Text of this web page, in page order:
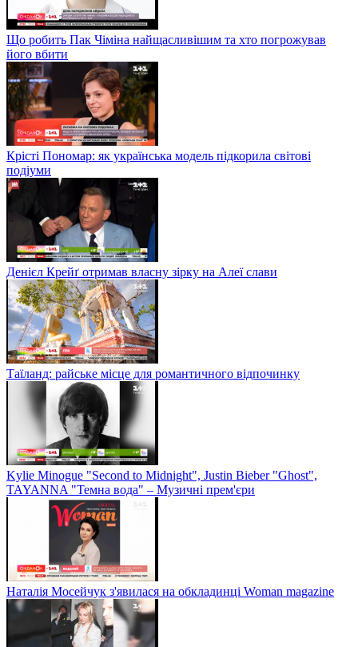
Що робить Пак Чіміна найщасливішим та хто погрожував
його вбити
Крісті Пономар: як українська модель підкорила світові
подіуми
Денієл Крейґ отримав власну зірку на Алеї слави
Таїланд: райське місце для романтичного відпочинку
Kylie Minogue "Second to Midnight", Justin Bieber "Ghost",
TAYANNA "Темна вода" – Музичні прем'єри
Наталія Мосейчук з'явилася на обкладинці Woman magazine